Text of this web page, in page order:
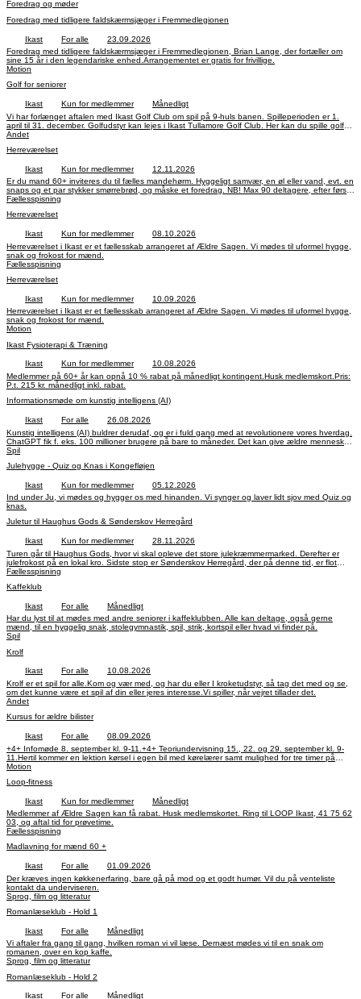
og vi synger en sang eller to. Måske er der en der vil fortælle om Ikast i gamle dage. Byd ind
Foredrag og møder
Foredrag med tidligere faldskærmsjæger i Fremmedlegionen
Ikast For alle
23.09.2026
Foredrag med tidligere faldskærmsjæger i Fremmedlegionen, Brian Lange, der fortæller om
sine 15 år i den legendariske enhed.Arrangementet er gratis for frivillige.
Motion
Golf for seniorer
Ikast Kun for medlemmer
Månedligt
Vi har forlænget aftalen med Ikast Golf Club om spil på 9-huls banen. Spilleperioden er 1.
april til 31. december. Golfudstyr kan lejes i Ikast Tullamore Golf Club. Her kan du spille golf
på play and pay banen på Remmevej, Ikast.Pris: 850 kr., for alle hverdage.
Andet
Herreværelset
Ikast Kun for medlemmer
12.11.2026
Er du mand 60+ inviteres du til fælles mandehørm. Hyggeligt samvær, en øl eller vand, evt. en
snaps og et par stykker smørrebrød, og måske et foredrag. NB! Max 90 deltagere, efter først
til mølle princippet.
Fællesspisning
Herreværelset
Ikast Kun for medlemmer
08.10.2026
Herreværelset i Ikast er et fællesskab arrangeret af Ældre Sagen. Vi mødes til uformel hygge,
snak og frokost for mænd.
Fællesspisning
Herreværelset
Ikast Kun for medlemmer
10.09.2026
Herreværelset i Ikast er et fællesskab arrangeret af Ældre Sagen. Vi mødes til uformel hygge,
snak og frokost for mænd.
Motion
Ikast Fysioterapi & Træning
Ikast Kun for medlemmer
10.08.2026
Medlemmer på 60+ år kan opnå 10 % rabat på månedligt kontingent.Husk medlemskort.Pris:
P.t. 215 kr. månedligt inkl. rabat.
Informationsmøde om kunstig intelligens (AI)
Ikast For alle
26.08.2026
Kunstig intelligens (AI) buldrer derudaf, og er i fuld gang med at revolutionere vores hverdag.
ChatGPT fik f. eks. 100 millioner brugere på bare to måneder. Det kan give ældre mennesker
underholdning, ny læring, hjælp til daglige opgaver m.v. Underviser er jurist Brian Nygaard.
Spil
Julehygge - Quiz og Knas i Kongefløjen
Ikast Kun for medlemmer
05.12.2026
Ind under Ju, vi mødes og hygger os med hinanden. Vi synger og laver lidt sjov med Quiz og
knas.
Juletur til Haughus Gods & Sønderskov Herregård
Ikast Kun for medlemmer
28.11.2026
Turen går til Haughus Gods, hvor vi skal opleve det store julekræmmermarked. Derefter er
julefrokost på en lokal kro. Sidste stop er Sønderskov Herregård, der på denne tid, er flot
julepyntet. Hovedbygningen blev oprindelig bygget i middelalderen som en befæstet borg.
Fællesspisning
Kaffeklub
Ikast For alle
Månedligt
Har du lyst til at mødes med andre seniorer i kaffeklubben. Alle kan deltage, også gerne
mænd, til en hyggelig snak, stolegymnastik, spil, strik, kortspil eller hvad vi finder på.
Spil
Krolf
Ikast For alle
10.08.2026
Krolf er et spil for alle.Kom og vær med, og har du eller I kroketudstyr, så tag det med og se,
om det kunne være et spil af din eller jeres interesse.Vi spiller, når vejret tillader det.
Andet
Kursus for ældre bilister
Ikast For alle
08.09.2026
+4+ Infomøde 8. september kl. 9-11.+4+ Teoriundervisning 15., 22. og 29. september kl. 9-
11.Hertil kommer en lektion kørsel i egen bil med kørelærer samt mulighed for tre timer på
glatbane.Sted: Køreteknisk Anlæg, Hammerum.Tilmelding senest fredag 4. september til
år og bor i kommunen.
Motion
Loop-fitness
Ikast Kun for medlemmer
Månedligt
Medlemmer af Ældre Sagen kan få rabat. Husk medlemskortet. Ring til LOOP Ikast, 41 75 62
03, og aftal tid for prøvetime.
Fællesspisning
Madlavning for mænd 60 +
Ikast For alle
01.09.2026
Der kræves ingen køkkenerfaring, bare gå på mod og et godt humør. Vil du på venteliste
kontakt da underviseren.
Sprog, film og litteratur
Romanlæseklub - Hold 1
Ikast For alle
Månedligt
Vi aftaler fra gang til gang, hvilken roman vi vil læse. Dernæst mødes vi til en snak om
romanen, over en kop kaffe.
Sprog, film og litteratur
Romanlæseklub - Hold 2
Ikast For alle Månedligt